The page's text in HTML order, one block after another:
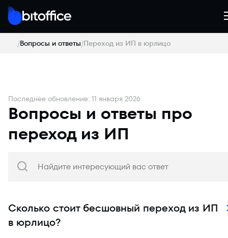
Вопросы и ответы Переход из ИП в юрлицо
Последнее обновление: 11 января 2026
Вопросы и ответы про
переход из ИП
Сколько стоит бесшовный переход из ИП
в юрлицо?